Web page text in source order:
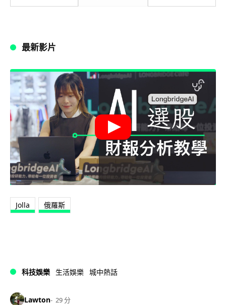
最新影片
Jolla 俄羅斯
科技娛樂 生活娛樂 城中熱話
Lawton 29 分